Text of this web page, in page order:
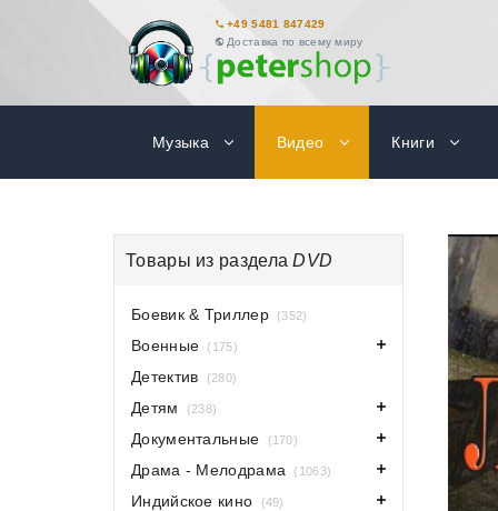
+49 5481 847429
Доставка по всему миру
Музыка Видео Книги
Товары из разделаDVD
Боевик & Триллер (352)
Военные (175)
Детектив (280)
Детям (238)
Документальные (170)
Драма - Мелодрама (1063)
Индийское кино (49)